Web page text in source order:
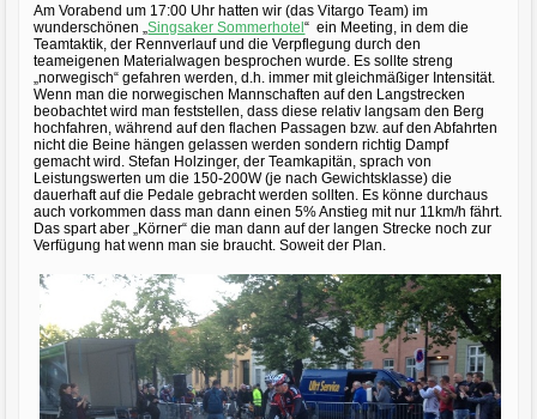
Am Vorabend um 17:00 Uhr hatten wir (das Vitargo Team) im
wunderschönen „Singsaker Sommerhotel“ ein Meeting, in dem die
Teamtaktik, der Rennverlauf und die Verpflegung durch den
teameigenen Materialwagen besprochen wurde. Es sollte streng
„norwegisch“ gefahren werden, d.h. immer mit gleichmäßiger Intensität.
Wenn man die norwegischen Mannschaften auf den Langstrecken
beobachtet wird man feststellen, dass diese relativ langsam den Berg
hochfahren, während auf den flachen Passagen bzw. auf den Abfahrten
nicht die Beine hängen gelassen werden sondern richtig Dampf
gemacht wird. Stefan Holzinger, der Teamkapitän, sprach von
Leistungswerten um die 150-200W (je nach Gewichtsklasse) die
dauerhaft auf die Pedale gebracht werden sollten. Es könne durchaus
auch vorkommen dass man dann einen 5% Anstieg mit nur 11km/h fährt.
Das spart aber „Körner“ die man dann auf der langen Strecke noch zur
Verfügung hat wenn man sie braucht. Soweit der Plan.